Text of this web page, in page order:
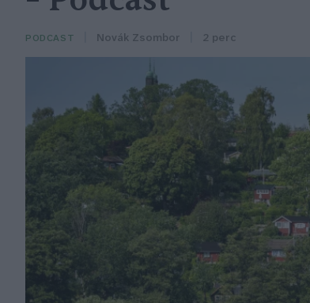
PODCAST Novák Zsombor 2 perc